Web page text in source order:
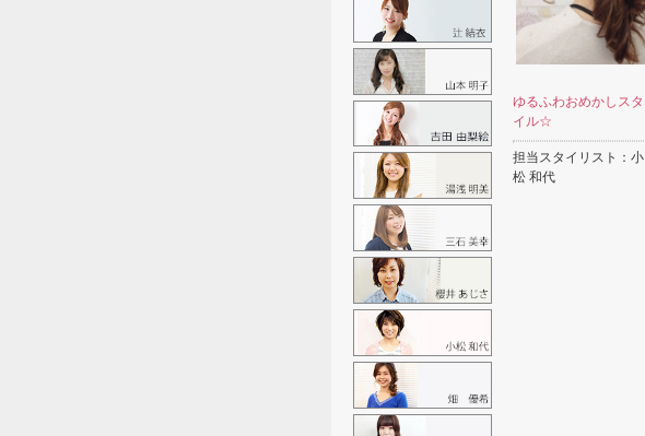
ゆるふわおめかしスタ
イル☆
担当スタイリスト：小
松 和代